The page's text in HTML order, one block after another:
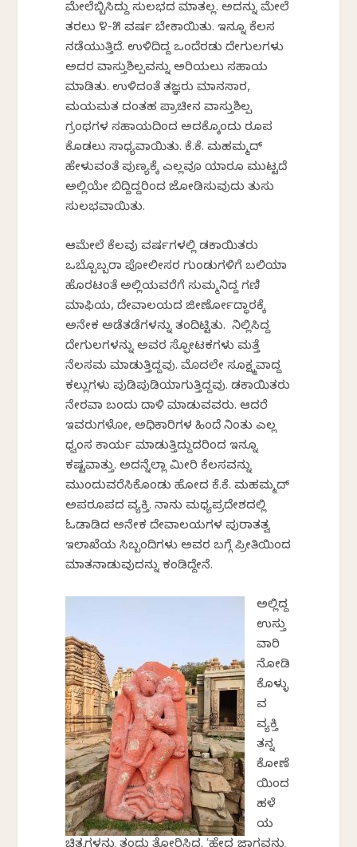
ಮೇಲೆಬ್ಬಿಸಿದ್ದು ಸುಲಭದ ಮಾತಲ್ಲ. ಅದನ್ನು ಮೇಲೆ
ತರಲು ೪-೫ ವರ್ಷ ಬೇಕಾಯಿತು. ಇನ್ನೂ ಕೆಲಸ
ನಡೆಯುತ್ತಿದೆ. ಉಳಿದಿದ್ದ ಒಂದೆರಡು ದೇಗುಲಗಳು
ಅದರ ವಾಸ್ತುಶಿಲ್ಪವನ್ನು ಅರಿಯಲು ಸಹಾಯ
ಮಾಡಿತು. ಉಳಿದಂತೆ ತಜ್ಞರು ಮಾನಸಾರ,
ಮಯಮತ ದಂತಹ ಪ್ರಾಚೀನ ವಾಸ್ತುಶಿಲ್ಪ
ಗ್ರಂಥಗಳ ಸಹಾಯದಿಂದ ಅದಕ್ಕೊಂದು ರೂಪ
ಕೊಡಲು ಸಾಧ್ಯವಾಯಿತು. ಕೆ.ಕೆ. ಮಹಮ್ಮದ್‌
ಹೇಳುವಂತೆ ಪುಣ್ಯಕ್ಕೆ ಎಲ್ಲವೂ ಯಾರೂ ಮುಟ್ಟದೆ
ಅಲ್ಲಿಯೇ ಬಿದ್ದಿದ್ದರಿಂದ ಜೋಡಿಸುವುದು ತುಸು
ಸುಲಭವಾಯಿತು.
ಆಮೇಲೆ ಕೆಲವು ವರ್ಷಗಳಲ್ಲಿ ಡಕಾಯಿತರು
ಒಬ್ಬೊಬ್ಬರಾಗಿ ಪೋಲೀಸರ ಗುಂಡುಗಳಿಗೆ ಬಲಿಯಾಗಿ
ಹೊರಟಂತೆ ಅಲ್ಲಿಯವರೆಗೆ ಸುಮ್ಮನಿದ್ದ ಗಣಿ
ಮಾಫಿಯ, ದೇವಾಲಯದ ಜೀರ್ಣೋದ್ಧಾರಕ್ಕೆ
ಅನೇಕ ಅಡೆತಡೆಗಳನ್ನು ತಂದಿಟ್ಟಿತು. ನಿಲ್ಲಿಸಿದ್ದ
ದೇಗುಲಗಳನ್ನು ಅವರ ಸ್ಫೋಟಕಗಳು ಮತ್ತೆ
ನೆಲಸಮ ಮಾಡುತ್ತಿದ್ದವು. ಮೊದಲೇ ಸೂಕ್ಷ್ಮವಾಗಿದ್ದ
ಕಲ್ಲುಗಳು ಪುಡಿಪುಡಿಯಾಗುತ್ತಿದ್ದವು. ಡಕಾಯಿತರು
ನೇರವಾಗಿ ಬಂದು ದಾಳಿ ಮಾಡುವವರು. ಆದರೆ
ಇವರುಗಳೋ, ಅಧಿಕಾರಿಗಳ ಹಿಂದೆ ನಿಂತು ಎಲ್ಲ
‍ಧ್ವಂಸ ಕಾರ್ಯ ಮಾಡುತ್ತಿದ್ದುದರಿಂದ ಇನ್ನೂ
ಕಷ್ಟವಾಗಿತ್ತು. ಅದನ್ನೆಲ್ಲಾ ಮೀರಿ ಕೆಲಸವನ್ನು
ಮುಂದುವರೆಸಿಕೊಂಡು ಹೋದ ಕೆ.ಕೆ. ಮಹಮ್ಮದ್‌
ಅಪರೂಪದ ವ್ಯಕ್ತಿ. ನಾನು ಮಧ್ಯಪ್ರದೇಶದಲ್ಲಿ
ಓಡಾಡಿದ ಅನೇಕ ದೇವಾಲಯಗಳ ಪುರಾತತ್ವ
ಇಲಾಖೆಯ ಸಿಬ್ಬಂದಿಗಳು ಅವರ ಬಗ್ಗೆ ಪ್ರೀತಿಯಿಂದ
ಮಾತನಾಡುವುದನ್ನು ಕಂಡಿದ್ದೇನೆ.
ಅಲ್ಲಿದ್ದ
ಉಸ್ತು
ವಾರಿ
ನೋಡಿ
ಕೊಳ್ಳು
ವ
ವ್ಯಕ್ತಿ
ತನ್ನ
ಕೋಣೆ
ಯಿಂದ
ಹಳೆ
ಯ